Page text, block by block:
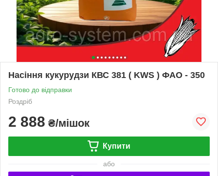
Насіння кукурудзи КВС 381 ( KWS ) ФАО - 350
Готово до відправки
Роздріб
2 888 ₴/мішок
Купити
або